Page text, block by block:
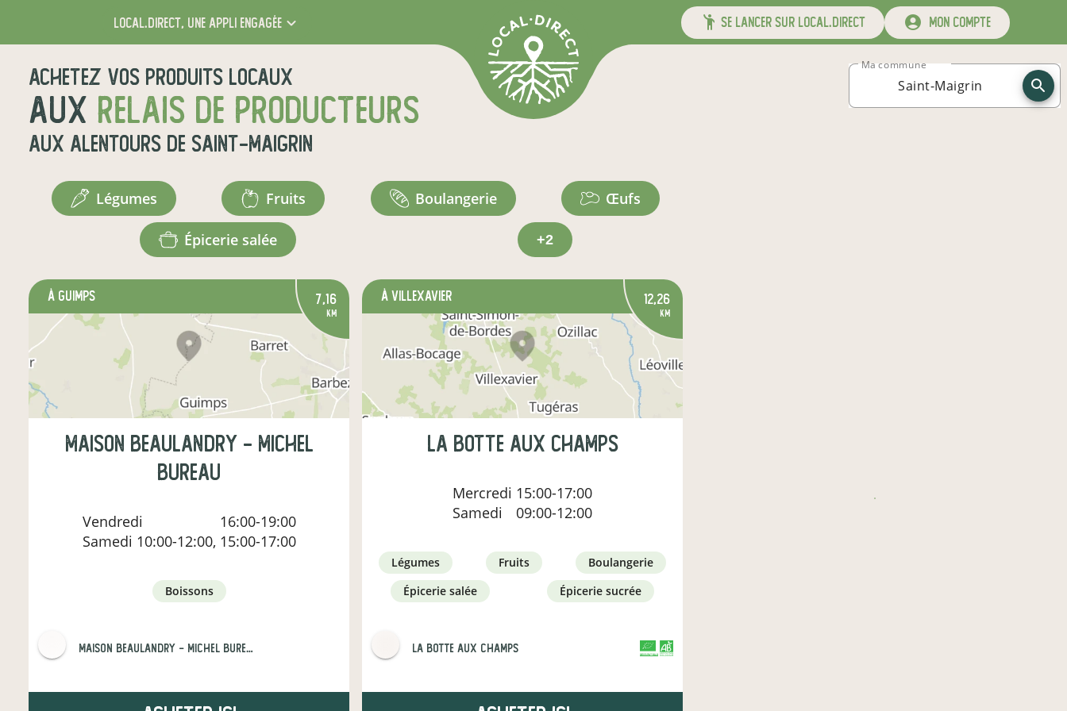
local.direct, une appli engagée se lancer sur local.direct mon compte
Achetez vos produits locaux
aux relais de producteurs
aux alentours de Saint-Maigrin
Ma commune
légumes fruits boulangerie œufs
épicerie salée +2
à GUIMPS 7,16
km
Maison Beaulandry - Michel
BUREAU
Vendredi
16:00-19:00
Samedi 10:00-12:00, 15:00-17:00
boissons
Maison Beaulandry - Michel BUREAU et Fils
à Villexavier 12,26
km
LA BOTTE AUX CHAMPS
Mercredi 15:00-17:00
Samedi
09:00-12:00
légumes fruits
boulangerie
épicerie salée
épicerie sucrée
LA BOTTE AUX CHAMPS